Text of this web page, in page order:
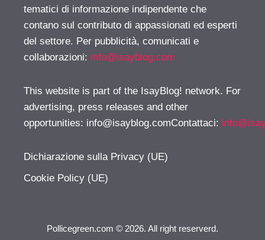
tematici di informazione indipendente che
contano sul contributo di appassionati ed esperti
del settore. Per pubblicità, comunicati e
collaborazioni: info@isayblog.com
This website is part of the IsayBlog! network. For
advertising, press releases and other
opportunities: info@isayblog.comContattaci:
Dichiarazione sulla Privacy (UE)
Cookie Policy (UE)
Pollicegreen.com © 2026. All right reserverd.